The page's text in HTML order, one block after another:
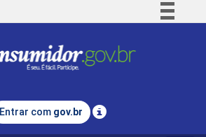
Comunica BR
Legislação
Entrar com gov.br